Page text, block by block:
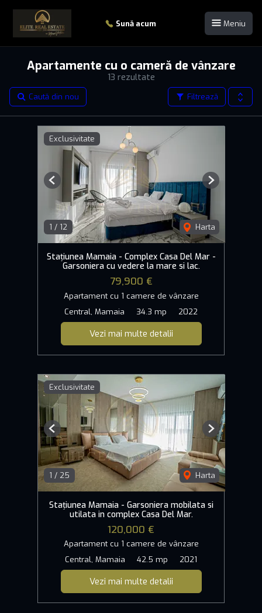
Sună acum Meniu
13 rezultate
Apartamente cu o cameră de vânzare
Filtrează
Caută din nou
Exclusivitate
1 / 12 Harta
Previous Next
Stațiunea Mamaia - Complex Casa Del Mar -
Garsoniera cu vedere la mare si lac.
79,900 €
Apartament cu 1 camere de vânzare
Central, Mamaia
34.3 mp 2022
Vezi mai multe detalii
Exclusivitate
1 / 25 Harta
Previous Next
Stațiunea Mamaia - Garsoniera mobilata si
utilata in complex Casa Del Mar.
120,000 €
Apartament cu 1 camere de vânzare
Central, Mamaia
42.5 mp 2021
Vezi mai multe detalii